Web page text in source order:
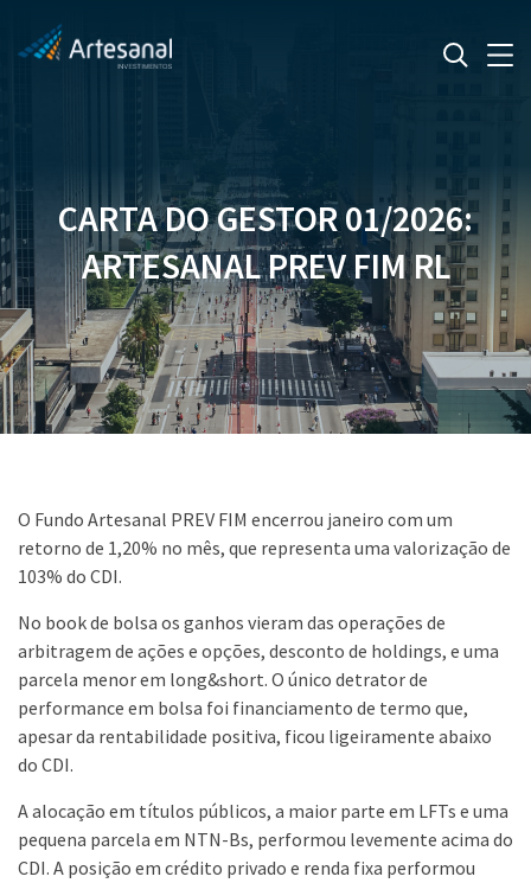
CARTA DO GESTOR 01/2026:
ARTESANAL PREV FIM RL
O Fundo Artesanal PREV FIM encerrou janeiro com um
retorno de 1,20% no mês, que representa uma valorização de
103% do CDI.
No book de bolsa os ganhos vieram das operações de
arbitragem de ações e opções, desconto de holdings, e uma
parcela menor em long&short. O único detrator de
performance em bolsa foi financiamento de termo que,
apesar da rentabilidade positiva, ficou ligeiramente abaixo
do CDI.
A alocação em títulos públicos, a maior parte em LFTs e uma
pequena parcela em NTN-Bs, performou levemente acima do
CDI. A posição em crédito privado e renda fixa performou